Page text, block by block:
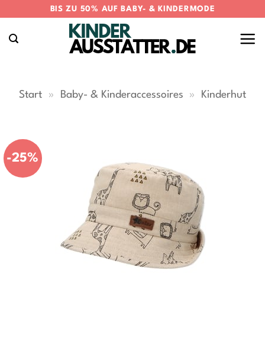
springen
BIS ZU 50% AUF BABY- & KINDERMODE
Start » Baby- & Kinderaccessoires » Kinderhut
-25%